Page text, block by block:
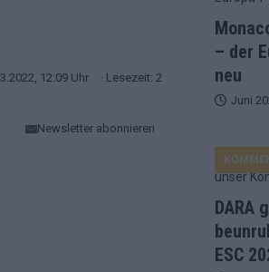
– alle 25 Acts im Kurzcheck
12:09 Uhr
· Lesezeit: 2
Newsletter abonnieren
– der
neu
Juni
DARA
ESC